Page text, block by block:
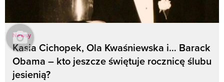
Newsy
Kasia Cichopek, Ola Kwaśniewska i… Barack
Obama – kto jeszcze świętuje rocznicę ślubu
jesienią?